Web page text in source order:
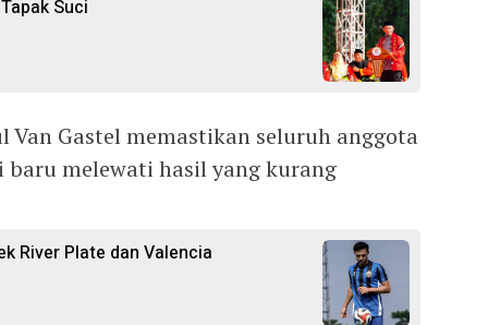
Suci
Van Gastel memastikan seluruh anggota
melewati hasil yang kurang
River Plate dan Valencia